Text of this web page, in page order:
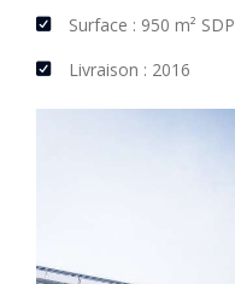
Surface : 950 m² SDP
Livraison : 2016